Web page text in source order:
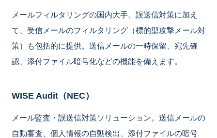
メールフィルタリングの国内大手。誤送信対策に加え
て、受信メールのフィルタリング（標的型攻撃メール対
策）も包括的に提供。送信メールの一時保留、宛先確
認、添付ファイル暗号化などの機能を備えます。
WISE Audit（NEC）
メール監査・誤送信対策ソリューション。送信メールの
自動審査、個人情報の自動検出、添付ファイルの暗号